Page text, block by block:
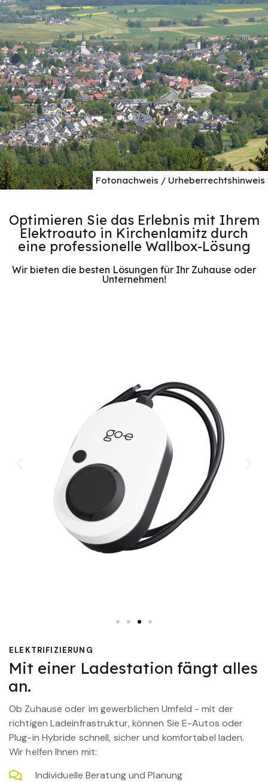
Fotonachweis / Urheberrechtshinweis
Optimieren Sie das Erlebnis mit Ihrem
Elektroauto in Kirchenlamitz durch
eine professionelle Wallbox-Lösung
Wir bieten die besten Lösungen für Ihr Zuhause oder
Unternehmen!
ELEKTRIFIZIERUNG
Mit einer Ladestation fängt alles
an.
Ob Zuhause oder im gewerblichen Umfeld - mit der
richtigen Ladeinfrastruktur, können Sie E-Autos oder
Plug-in Hybride schnell, sicher und komfortabel laden.
Wir helfen Ihnen mit:
Individuelle Beratung und Planung